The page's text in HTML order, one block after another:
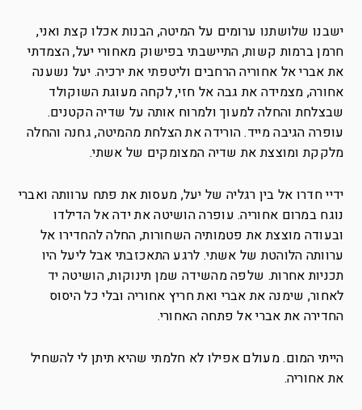
ישבנו שלושתנו ערומים על המיטה, הבנות אכלו קצת ואני,
חרמן ברמות קשות, התיישבתי בפישוק מאחורי יעל, הצמדתי
את אברי אל אחוריה הרחבים וליטפתי את ירכיה. יעל נשענה
אחורה, מצמידה את גבה אל חזי, לקחה מעוגת השוקולד
שבצלחת והחלה למעוך ולמרוח אותה על שדיה הקטנים.
עופרה הגיבה מייד. הורידה את הצלחת מהמיטה, גחנה והחלה
מלקקת ומוצצת את שדיה המצומקים של אשתי.
ידיי חדרו אל בין רגליה של יעל, מעסות את פתח ערוותה ואברי
נוגח במרום אחוריה. עופרה הושיטה את ידה אל הדילדו
ובעודה מוצצת את פטמותיה השחורות, החלה להחדירו אל
ערוותה הלוהטת של אשתי. לרגע התאכזבתי אבל ליעל היו
תכניות אחרות. שלפה מהשידה שמן תינוקות, הושיטה יד
לאחור, שימנה את אברי ואת חריץ אחוריה ובלי כל היסוס
החדירה את אברי אל פתחה האחורי.
הייתי המום. מעולם אפילו לא חלמתי שהיא תיתן לי להשחיל
את אחוריה.